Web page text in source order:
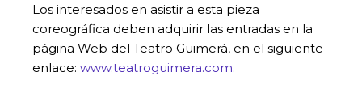
Los interesados en asistir a esta pieza
coreográfica deben adquirir las entradas en la
página Web del Teatro Guimerá, en el siguiente
enlace: www.teatroguimera.com.